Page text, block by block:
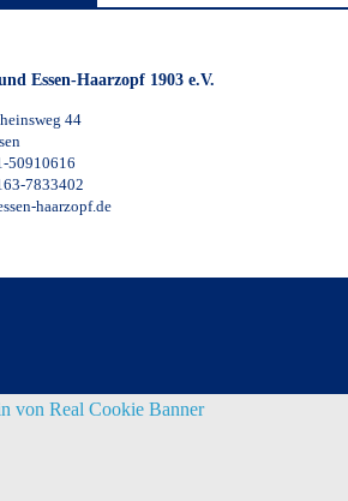
Essen-Haarzopf 1903 e.V.
44
50910616
7833402
haarzopf.de
von Real Cookie Banner